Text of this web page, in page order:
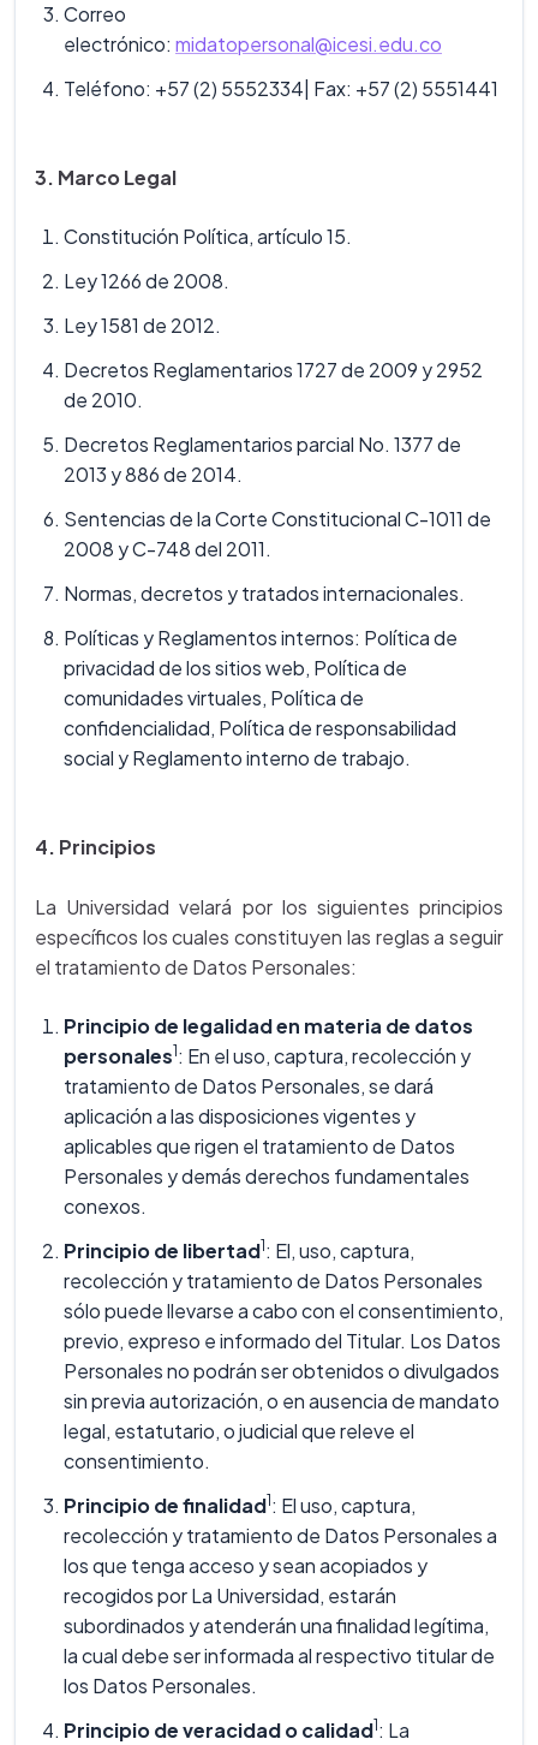
Correo
electrónico: midatopersonal@icesi.edu.co
Teléfono: +57 (2) 5552334| Fax: +57 (2) 5551441
3. Marco Legal
Constitución Política, artículo 15.
Ley 1266 de 2008.
Ley 1581 de 2012.
Decretos Reglamentarios 1727 de 2009 y 2952
de 2010.
Decretos Reglamentarios parcial No. 1377 de
2013 y 886 de 2014.
Sentencias de la Corte Constitucional C-1011 de
2008 y C-748 del 2011.
Normas, decretos y tratados internacionales.
Políticas y Reglamentos internos: Política de
privacidad de los sitios web, Política de
comunidades virtuales, Política de
confidencialidad, Política de responsabilidad
social y Reglamento interno de trabajo.
4. Principios
La Universidad velará por los siguientes principios
específicos los cuales constituyen las reglas a seguir
el tratamiento de Datos Personales:
Principio de legalidad en materia de datos
personales1 : En el uso, captura, recolección y
tratamiento de Datos Personales, se dará
aplicación a las disposiciones vigentes y
aplicables que rigen el tratamiento de Datos
Personales y demás derechos fundamentales
conexos.
Principio de libertad1 : El, uso, captura,
recolección y tratamiento de Datos Personales
sólo puede llevarse a cabo con el consentimiento,
previo, expreso e informado del Titular. Los Datos
Personales no podrán ser obtenidos o divulgados
sin previa autorización, o en ausencia de mandato
legal, estatutario, o judicial que releve el
consentimiento.
Principio de finalidad1 : El uso, captura,
recolección y tratamiento de Datos Personales a
los que tenga acceso y sean acopiados y
recogidos por La Universidad, estarán
subordinados y atenderán una finalidad legítima,
la cual debe ser informada al respectivo titular de
los Datos Personales.
Principio de veracidad o calidad1 : La